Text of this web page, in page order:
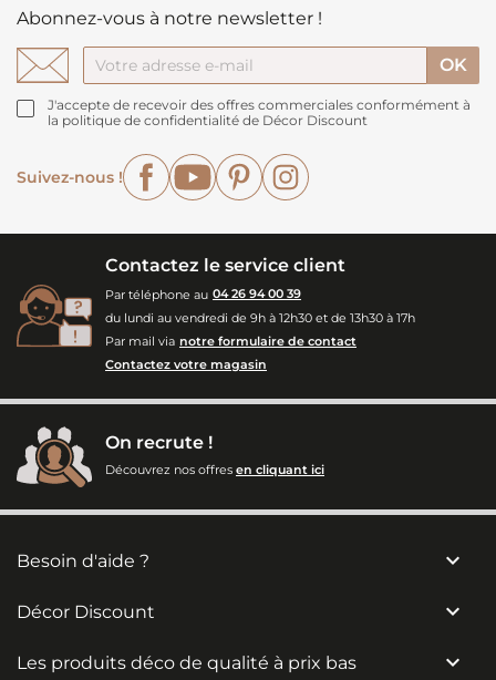
Abonnez-vous à notre newsletter !
J'accepte de recevoir des offres commerciales conformément à
la politique de confidentialité de Décor Discount
Suivez-nous !
FacebookYouTubePinterest
Contactez le service client
Par téléphone au 04 26 94 00 39
du lundi au vendredi de 9h à 12h30 et de 13h30 à 17h
Par mail via notre formulaire de contact
Contactez votre magasin
On recrute !
Découvrez nos offres en cliquant ici
Besoin d'aide ? 
Décor Discount 
Les produits déco de qualité à prix bas 